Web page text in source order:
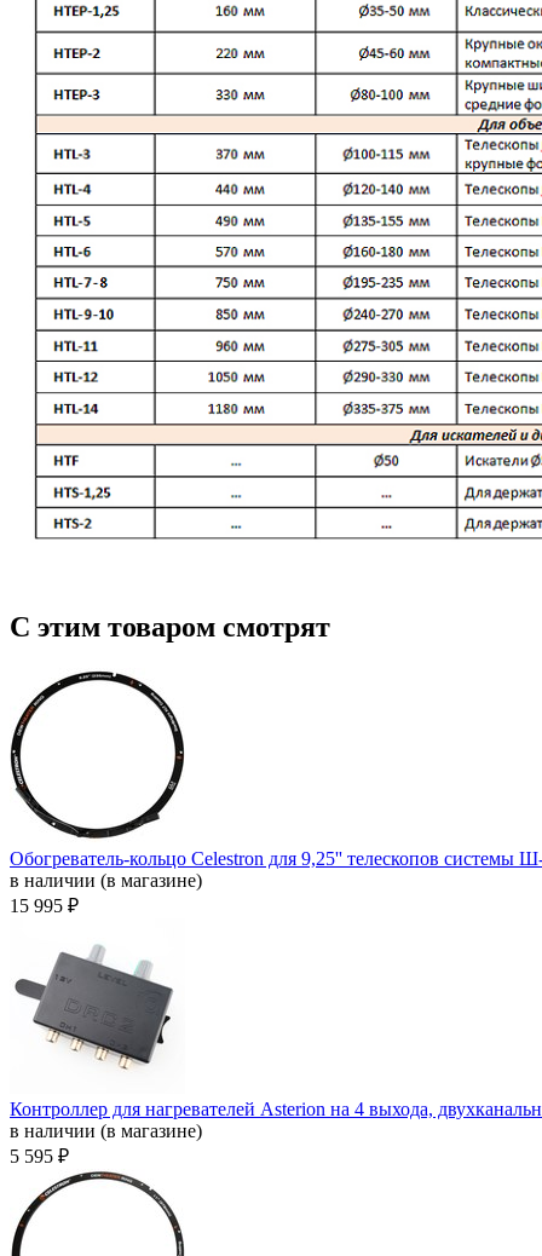
С этим товаром смотрят
Обогреватель-кольцо Celestron для 9,25'' телескопов системы
в наличии (в магазине)
15 995 ₽
Контроллер для нагревателей Asterion на 4 выхода,
в наличии (в магазине)
5 595 ₽